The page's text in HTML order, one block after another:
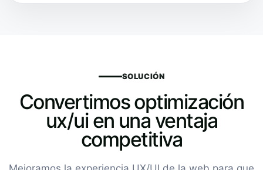
SOLUCIÓN
Convertimos optimización
ux/ui en una ventaja
competitiva